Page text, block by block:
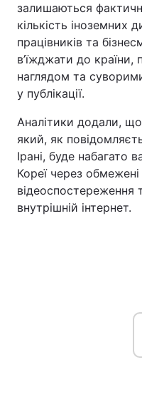
залишаються
кількість іноземних
працівників та
в’їжджати до країни,
наглядом та
у публікації.
Аналітики додали,
який, як
Ірані, буде набагато
Кореї через
внутрішній інтернет.